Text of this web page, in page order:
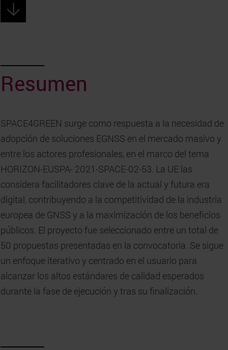
Resumen
SPACE4GREEN surge como respuesta a la necesidad de
adopción de soluciones EGNSS en el mercado masivo y
entre los actores profesionales, en el marco del tema
HORIZON-EUSPA- 2021-SPACE-02-53. La UE las
considera facilitadores clave de la actual y futura era
digital, contribuyendo a la competitividad de la industria
europea de GNSS y a la maximización de los beneficios
públicos. El proyecto fue seleccionado entre un total de
50 propuestas presentadas en la convocatoria. Se sigue
un enfoque iterativo y centrado en el usuario para
alcanzar los altos estándares de calidad esperados
durante la fase de ejecución y tras su finalización.